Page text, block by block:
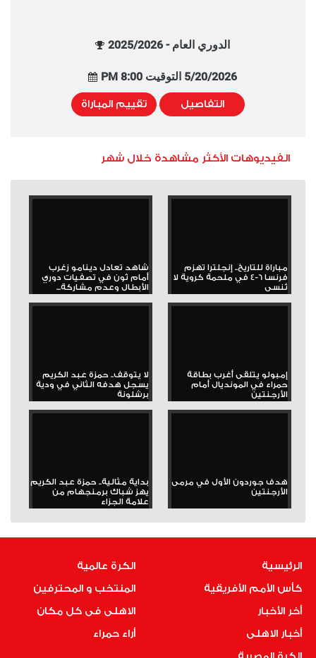
الدوري العام - 2025/2026
5/20/2026 التوقيت 8:00 PM
التفاصيل تقييم المباراة
الفيديوهات الأكثر مشاهدة خلال شهر
مباراة للتاريخ.. إنجلترا تهزم
فرنسا 6-4 في ملحمة كروية لا
تُنسى
شاهد تعادل دينامو زغرب
أمام ثون في تصفيات دوري
الأبطال وعدم مشاركة...
إمبولو يتلقى أغرب بطاقة
حمراء في المونديال أمام
الأرجنتين
لا يتوقف.. حمزة عبد الكريم
يسجل هدفه الثاني في ودية
برشلونة
هدف جوردون الأول في مرمى
الأرجنتين
بداية مثالية.. حمزة عبد الكريم
يهز شباك برمنجهام من
علامة الجزاء
الرئيسية
كأس الأمم الأفريقية
أخر الأخبار
أخبار الاهلى
الكرة عالمية
المنتخب و المحترفين
الاهلى فى كل مكان
أراء حمراء